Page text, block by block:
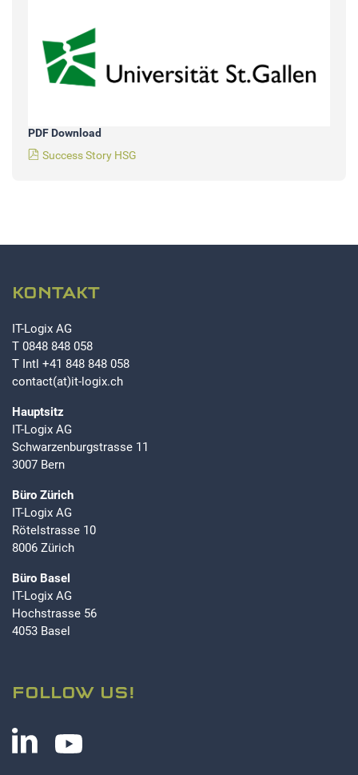
PDF Download
Success Story HSG
KONTAKT
IT-Logix AG
T 0848 848 058
T Intl +41 848 848 058
contact(at)it-logix.ch
Hauptsitz
IT-Logix AG
Schwarzenburgstrasse 11
3007 Bern
Büro Zürich
IT-Logix AG
Rötelstrasse 10
8006 Zürich
Büro Basel
IT-Logix AG
Hochstrasse 56
4053 Basel
FOLLOW US!